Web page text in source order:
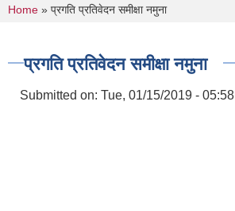
You are here
Home » प्रगति प्रतिवेदन समीक्षा नमुना
प्रगति प्रतिवेदन समीक्षा नमुना
Submitted on: Tue, 01/15/2019 - 05:58